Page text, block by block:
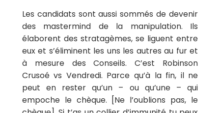
Les candidats sont aussi sommés de devenir
des mastermind de la manipulation. Ils
élaborent des stratagèmes, se liguent entre
eux et s’éliminent les uns les autres au fur et
à mesure des Conseils. C’est Robinson
Crusoé vs Vendredi. Parce qu’à la fin, il ne
peut en rester qu’un – ou qu’une – qui
empoche le chèque. [Ne l’oublions pas, le